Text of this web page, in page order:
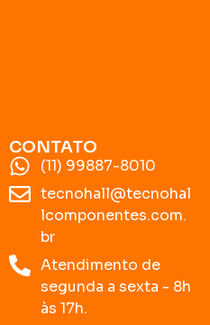
CONTATO
(11) 99887-8010
tecnohall@tecnohal
lcomponentes.com.
br
Atendimento de
segunda a sexta - 8h
às 17h.